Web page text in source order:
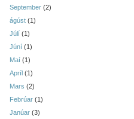
September (2)
ágúst (1)
Júlí (1)
Júní (1)
Maí (1)
Apríl (1)
Mars (2)
Febrúar (1)
Janúar (3)